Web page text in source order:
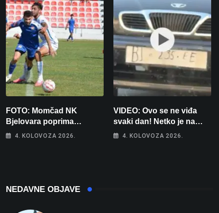
FOTO: Momčad NK
Bjelovara poprima
jesenski izgled
4. KOLOVOZA 2026.
VIDEO: Ovo se ne viđa
svaki dan! Netko je na
auto stavio – ručno
4. KOLOVOZA 2026.
NEDAVNE OBJAVE